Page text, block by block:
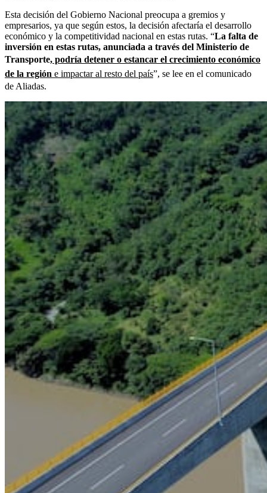
Esta decisión del Gobierno Nacional preocupa a gremios y
empresarios, ya que según estos, la decisión afectaría el desarrollo
económico y la competitividad nacional en estas rutas. “La falta de
inversión en estas rutas, anunciada a través del Ministerio de
Transporte, podría detener o estancar el crecimiento económico
de la región e impactar al resto del país”, se lee en el comunicado
de Aliadas.